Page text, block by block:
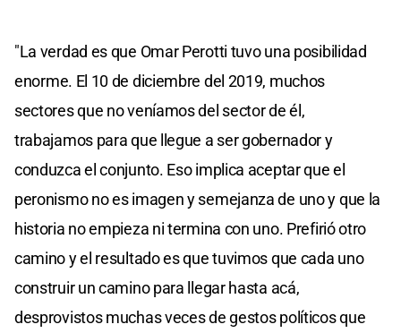
"La verdad es que Omar Perotti tuvo una posibilidad
enorme. El 10 de diciembre del 2019, muchos
sectores que no veníamos del sector de él,
trabajamos para que llegue a ser gobernador y
conduzca el conjunto. Eso implica aceptar que el
peronismo no es imagen y semejanza de uno y que la
historia no empieza ni termina con uno. Prefirió otro
camino y el resultado es que tuvimos que cada uno
construir un camino para llegar hasta acá,
desprovistos muchas veces de gestos políticos que